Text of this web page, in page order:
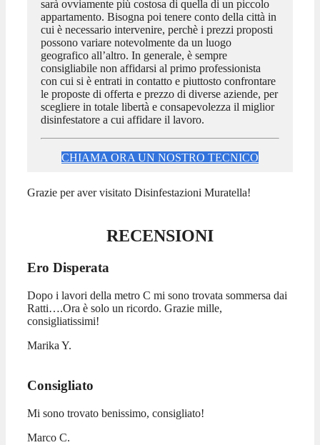
sarà ovviamente più costosa di quella di un piccolo
appartamento. Bisogna poi tenere conto della città in
cui è necessario intervenire, perchè i prezzi proposti
possono variare notevolmente da un luogo
geografico all’altro. In generale, è sempre
consigliabile non affidarsi al primo professionista
con cui si è entrati in contatto e piuttosto confrontare
le proposte di offerta e prezzo di diverse aziende, per
scegliere in totale libertà e consapevolezza il miglior
disinfestatore a cui affidare il lavoro.
CHIAMA ORA UN NOSTRO TECNICO
Grazie per aver visitato Disinfestazioni Muratella!
RECENSIONI
Ero Disperata
Dopo i lavori della metro C mi sono trovata sommersa dai
Ratti….Ora è solo un ricordo. Grazie mille,
consigliatissimi!
Marika Y.
Consigliato
Mi sono trovato benissimo, consigliato!
Marco C.